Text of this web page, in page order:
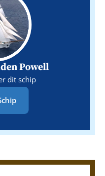
Powell
dit schip